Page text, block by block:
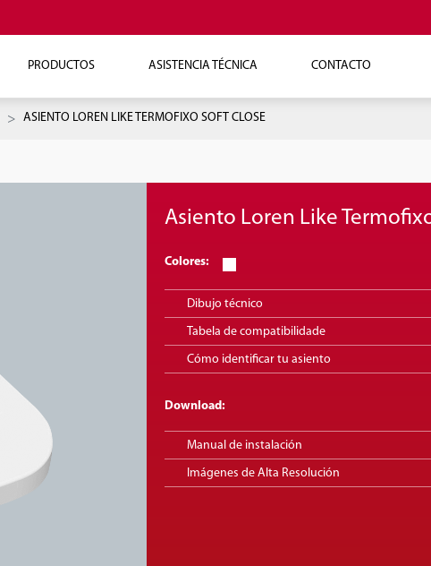
PRODUCTOS ASISTENCIA TÉCNICA CONTACTO
ASIENTO LOREN LIKE TERMOFIXO SOFT CLOSE
Asiento Loren Like
Colores:
Dibujo técnico
Tabela de compatibilidade
Cómo identificar tu asiento
Download:
Manual de instalación
Imágenes de Alta Resolución